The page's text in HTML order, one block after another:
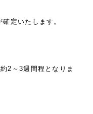
定いたします。
2～3週間程となりま